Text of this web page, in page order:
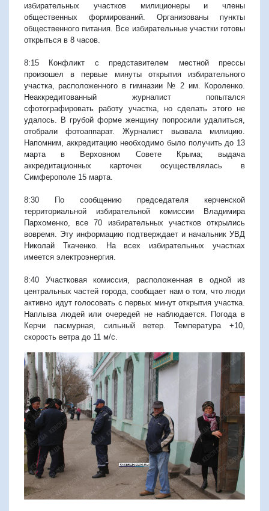
избирательных участков милиционеры и члены
общественных формирований. Организованы пункты
общественного питания. Все избирательные участки готовы
открыться в 8 часов.
8:15 Конфликт с представителем местной прессы
произошел в первые минуты открытия избирательного
участка, расположенного в гимназии № 2 им. Короленко.
Неаккредитованный журналист попытался
сфотографировать работу участка, но сделать этого не
удалось. В грубой форме женщину попросили удалиться,
отобрали фотоаппарат. Журналист вызвала милицию.
Напомним, аккредитацию необходимо было получить до 13
марта в Верховном Совете Крыма; выдача
аккредитационных карточек осуществлялась в
Симферополе 15 марта.
8:30 По сообщению председателя керченской
территориальной избирательной комиссии Владимира
Пархоменко, все 70 избирательных участков открылись
вовремя. Эту информацию подтверждает и начальник УВД
Николай Ткаченко. На всех избирательных участках
имеется электроэнергия.
8:40 Участковая комиссия, расположенная в одной из
центральных частей города, сообщает нам о том, что люди
активно идут голосовать с первых минут открытия участка.
Наплыва людей или очередей не наблюдается. Погода в
Керчи пасмурная, сильный ветер. Температура +10,
скорость ветра до 11 м/с.